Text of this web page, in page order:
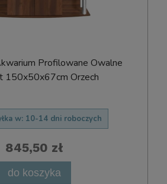
Profilowane Owalne
150x50x67cm Orzech
w: 10-14 dni roboczych
845,50 zł
do koszyka